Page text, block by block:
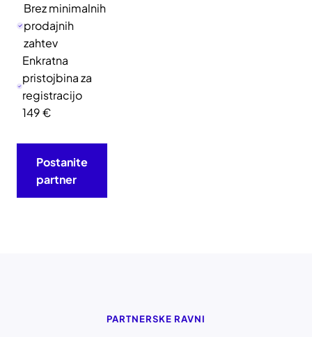
Brez minimalnih
prodajnih
zahtev
Enkratna
pristojbina za
registracijo
149 €
Postanite
partner
PARTNERSKE RAVNI